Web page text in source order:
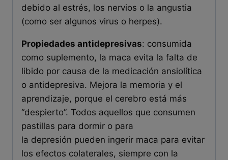
debido al estrés, los nervios o la angustia
(como ser algunos virus o herpes).
Propiedades antidepresivas: consumida
como suplemento, la maca evita la falta de
libido por causa de la medicación ansiolítica
o antidepresiva. Mejora la memoria y el
aprendizaje, porque el cerebro está más
“despierto”. Todos aquellos que consumen
pastillas para dormir o para
la depresión pueden ingerir maca para evitar
los efectos colaterales, siempre con la